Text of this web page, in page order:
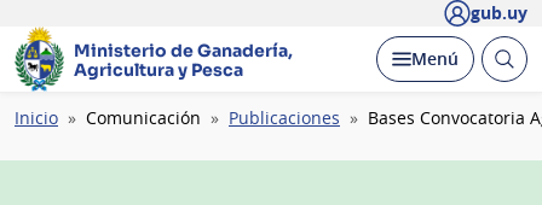
gub.uy
Ministerio de Ganadería,
Agricultura y Pesca
Desplegar
Menú Abrir
Ruta
navegación
Inicio Comunicación Publicaciones Bases Convocatoria